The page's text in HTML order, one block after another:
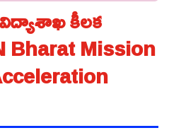
కీలక
Bharat Mission